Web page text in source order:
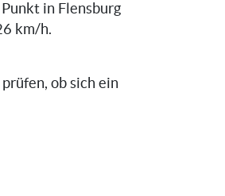
in Flensburg
km/h.
ob sich ein